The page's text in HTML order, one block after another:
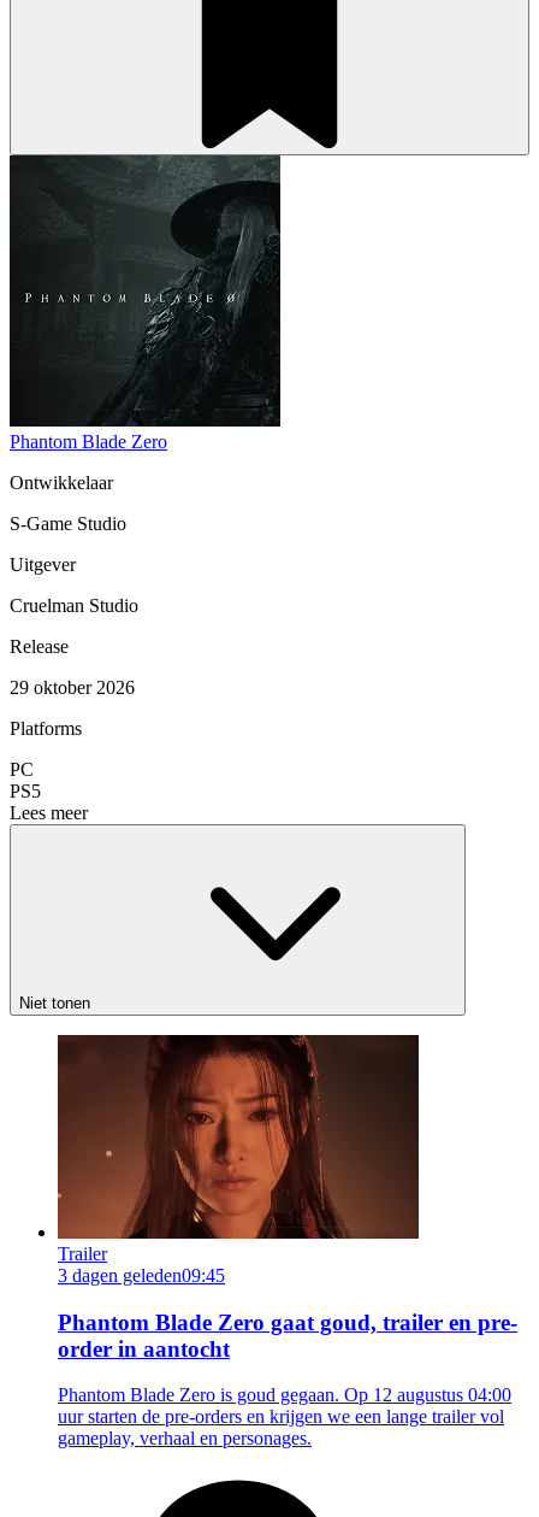
Phantom Blade Zero
Ontwikkelaar
S-Game Studio
Uitgever
Cruelman Studio
Release
29 oktober 2026
Platforms
PC
PS5
Lees meer
Niet tonen
Trailer
3 dagen geleden09:45
Phantom Blade Zero gaat goud, trailer en pre-
order in aantocht
Phantom Blade Zero is goud gegaan. Op 12 augustus 04:00
uur starten de pre-orders en krijgen we een lange trailer vol
gameplay, verhaal en personages.